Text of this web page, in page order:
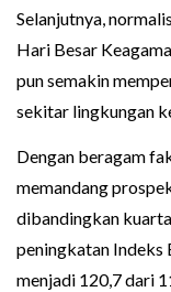
Selanjutnya,
Hari Besar
pun semakin
sekitar lingkungan
Dengan beragam
memandang
dibandingkan
peningkatan Indeks
menjadi 120,7 dari